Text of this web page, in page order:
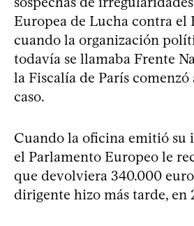
Europea de Lucha contra el
cuando la organización
todavía se llamaba Frente
la Fiscalía de París comenzó
caso.
Cuando la oficina emitió su
el Parlamento Europeo le
que devolviera 340.000
dirigente hizo más tarde, en